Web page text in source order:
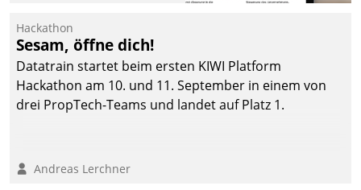
Ressort Kapitalanlage für
künftige Aufgaben und
Herausforderungen
gerüstet.
Hackathon
Sesam, öffne dich!
Datatrain startet beim ersten KIWI Platform
Hackathon am 10. und 11. September in einem von
drei PropTech-Teams und landet auf Platz 1.
Andreas Lerchner